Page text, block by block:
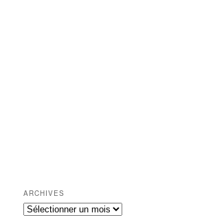
ARCHIVES
Archives